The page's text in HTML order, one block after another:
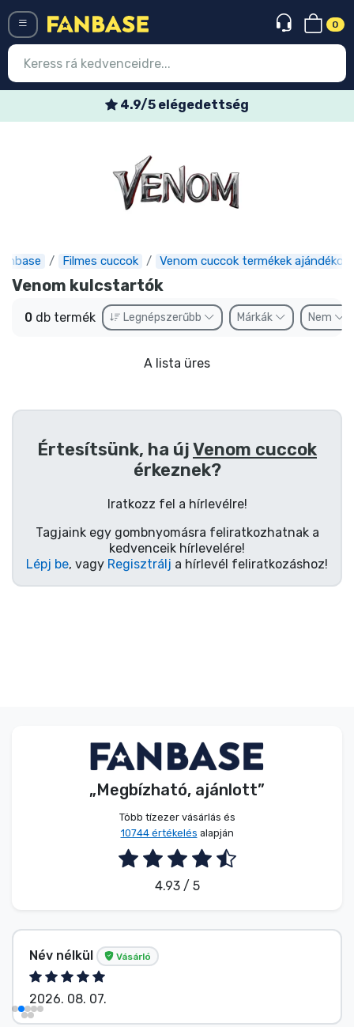
0
4.9/5 elégedettség
Filmes cuccok Venom cuccok termékek ajándékok
Venom kulcstartók
0 db termék Legnépszerűbb Márkák Nem
A lista üres
Értesítsünk, ha újVenom cuccok
érkeznek?
Iratkozz fel a hírlevélre!
Tagjaink egy gombnyomásra feliratkozhatnak a
kedvenceik hírlevelére!
Lépj be, vagy Regisztrálj a hírlevél feliratkozáshoz!
„Megbízható, ajánlott”
Több tízezer vásárlás és
10744 értékelés alapján
4.93 / 5
Név nélkül Vásárló
2026. 08. 07.
Legújabb cuccok
Express szállítás
Előrendelhető cuccok
Outlet cuccok
Sorozatos cuccok
Mesés cuccok
Animés cuccok
Terméktípusok